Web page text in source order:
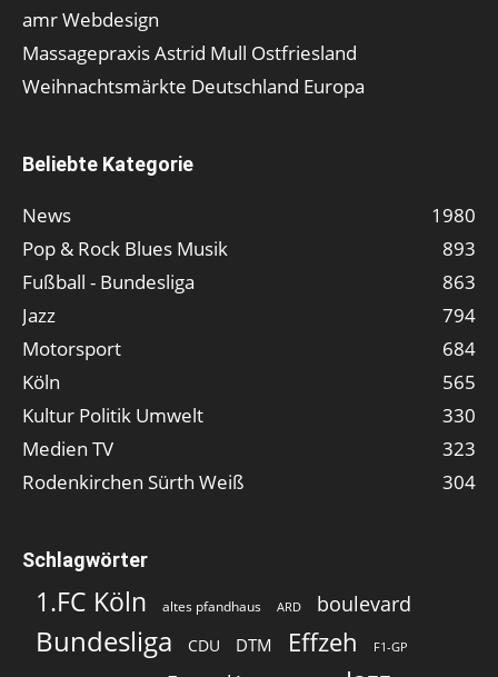
amr Webdesign
Massagepraxis Astrid Mull Ostfriesland
Weihnachtsmärkte Deutschland Europa
Beliebte Kategorie
News
1980
Pop & Rock Blues Musik
893
Fußball - Bundesliga
863
Jazz
794
Motorsport
684
Köln
565
Kultur Politik Umwelt
330
Medien TV
323
Rodenkirchen Sürth Weiß
304
Schlagwörter
1.FC Köln altes pfandhaus ARD boulevard
Bundesliga CDU DTM Effzeh F1-GP